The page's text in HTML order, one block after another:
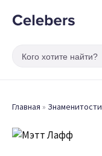
Главная » Знаменитости